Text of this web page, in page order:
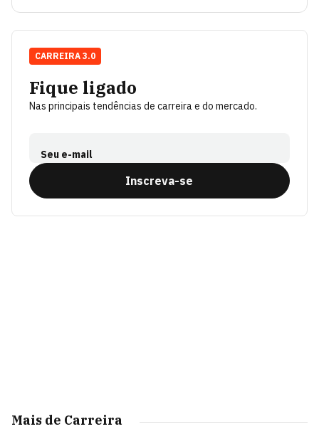
Fique ligado
Nas principais tendências de carreira e do mercado.
Seu e-mail
Inscreva-se
CARREIRA 3.0
Mais de Carreira